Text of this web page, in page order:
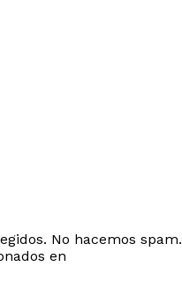
No hacemos spam.
en